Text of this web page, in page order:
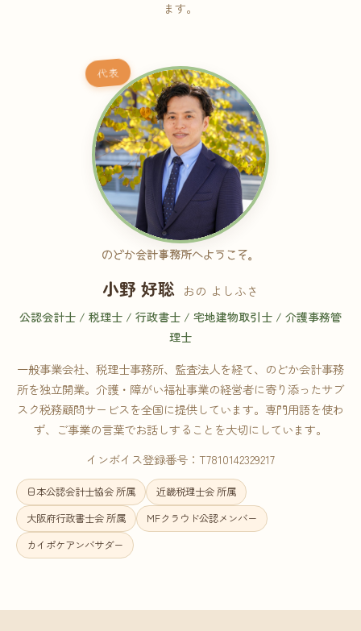
ます。
代表
のどか会計事務所へようこそ。
小野 好聡 おの よしふさ
公認会計士 / 税理士 / 行政書士 / 宅地建物取引士 / 介護事務管
理士
一般事業会社、税理士事務所、監査法人を経て、のどか会計事務
所を独立開業。介護・障がい福祉事業の経営者に寄り添ったサブ
スク税務顧問サービスを全国に提供しています。専門用語を使わ
ず、ご事業の言葉でお話しすることを大切にしています。
インボイス登録番号：T7810142329217
日本公認会計士協会 所属
近畿税理士会 所属
大阪府行政書士会 所属
MFクラウド公認メンバー
カイポケアンバサダー